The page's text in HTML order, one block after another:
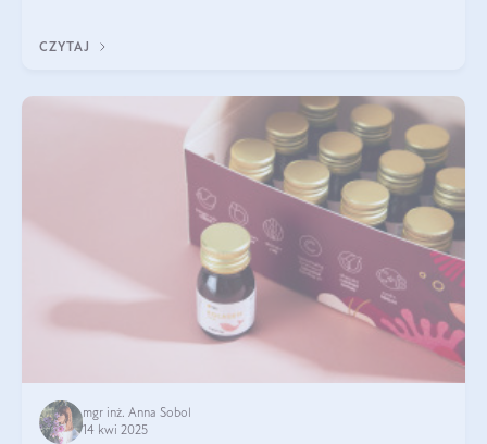
CZYTAJ
mgr inż. Anna Sobol
14 kwi 2025